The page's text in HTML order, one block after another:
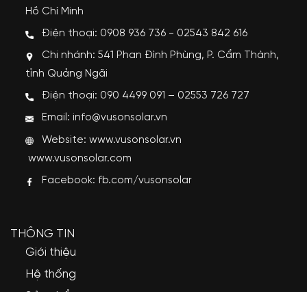
Hồ Chí Minh
Điện thoại: 0908 936 736 - 02543 842 616
Chi nhánh: 541 Phan Đình Phùng, P. Cẩm Thành,
tỉnh Quảng Ngãi
Điện thoại: 090 4499 091 – 02553 726 727
Email: info@vusonsolar.vn
Website:www.vusonsolar.vn
www.vusonsolar.com
Facebook: fb.com/vusonsolar
THÔNG TIN
Giới thiệu
Hệ thống